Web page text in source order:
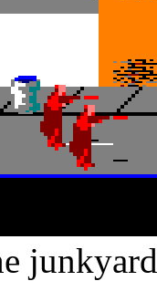
junkyard